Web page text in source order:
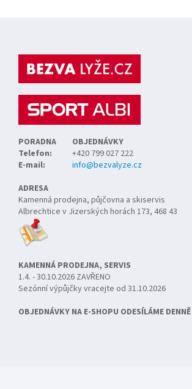
PORADNA
OBJEDNÁVKY
Telefon:
+420 799 027 222
E-mail:
info@bezvalyze.cz
ADRESA
Kamenná prodejna, půjčovna a skiservis
Albrechtice v Jizerských horách 173, 468 43
KAMENNÁ PRODEJNA, SERVIS
1.4. - 30.10.2026 ZAVŘENO
Sezónní výpůjčky vracejte od 31.10.2026
OBJEDNÁVKY NA E-SHOPU ODESÍLÁME DENNĚ